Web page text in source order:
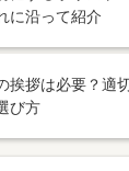
に沿って紹介
挨拶は必要？適
び方